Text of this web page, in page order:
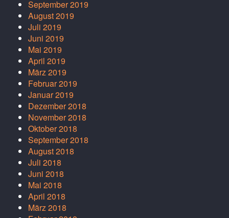
September 2019
August 2019
Juli 2019
Juni 2019
Mai 2019
April 2019
März 2019
Februar 2019
Januar 2019
Dezember 2018
November 2018
Oktober 2018
September 2018
August 2018
Juli 2018
Juni 2018
Mai 2018
April 2018
März 2018